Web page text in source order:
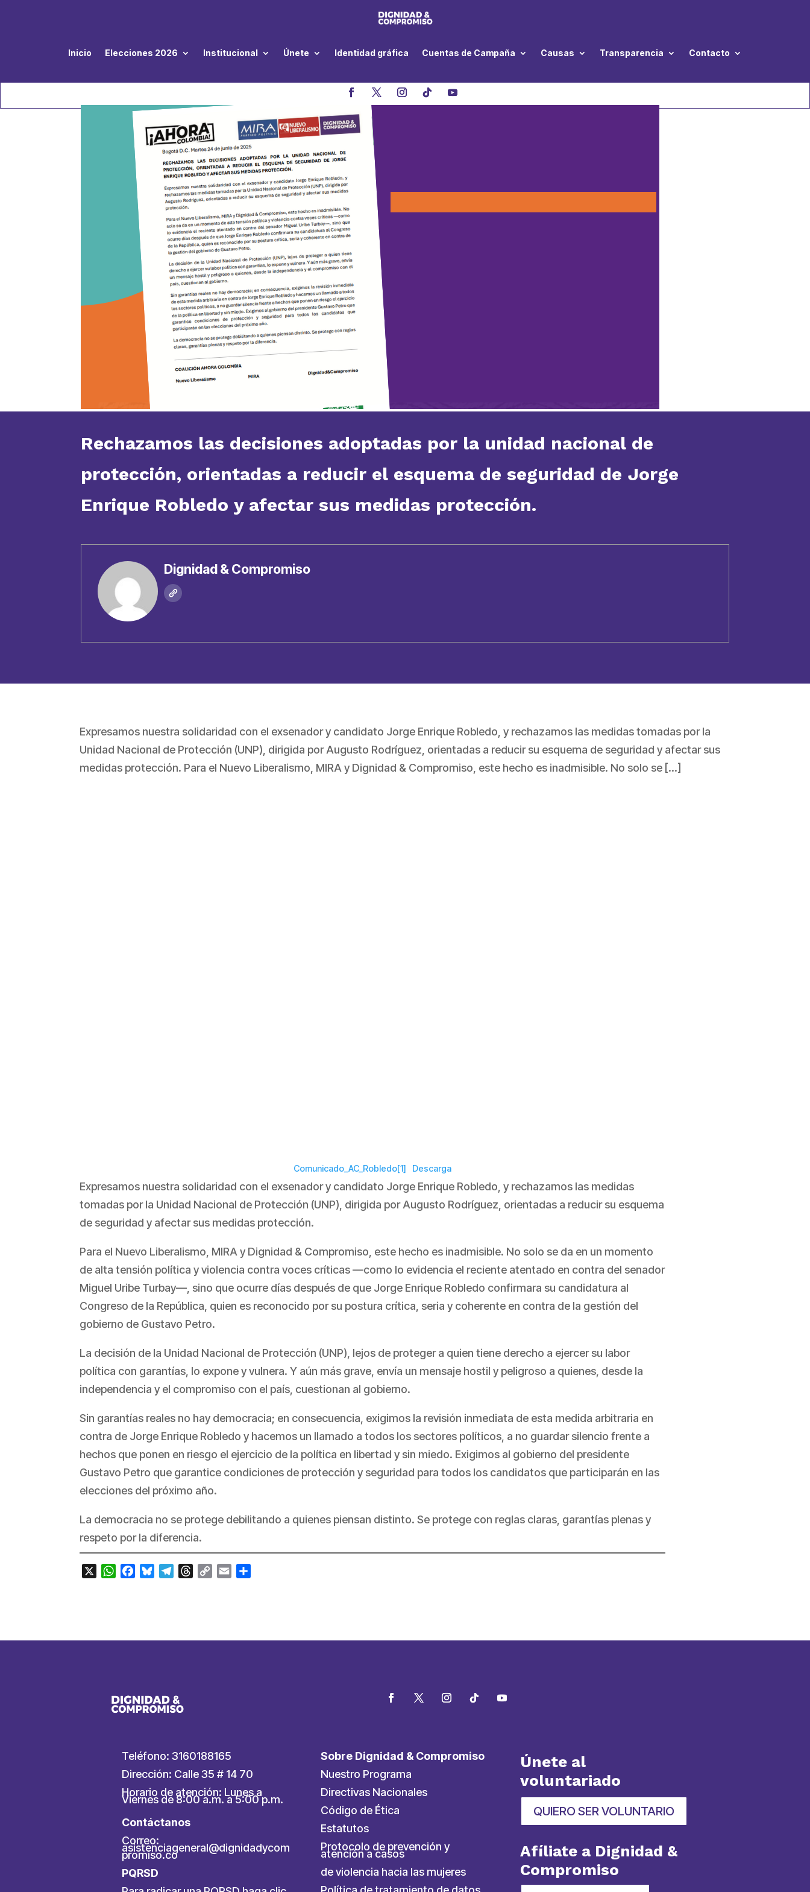
Inicio Elecciones 2026 Institucional Únete Identidad gráfica Cuentas de Campaña Causas Transparencia Contacto
Rechazamos las decisiones adoptadas por la unidad nacional de
protección, orientadas a reducir el esquema de seguridad de Jorge
Enrique Robledo y afectar sus medidas protección.
Dignidad & Compromiso
Expresamos nuestra solidaridad con el exsenador y candidato Jorge Enrique Robledo, y rechazamos las medidas tomadas por la
Unidad Nacional de Protección (UNP), dirigida por Augusto Rodríguez, orientadas a reducir su esquema de seguridad y afectar sus
medidas protección. Para el Nuevo Liberalismo, MIRA y Dignidad & Compromiso, este hecho es inadmisible. No solo se […]
Comunicado_AC_Robledo[1] Descarga
Expresamos nuestra solidaridad con el exsenador y candidato Jorge Enrique Robledo, y rechazamos las medidas
tomadas por la Unidad Nacional de Protección (UNP), dirigida por Augusto Rodríguez, orientadas a reducir su esquema
de seguridad y afectar sus medidas protección.
Para el Nuevo Liberalismo, MIRA y Dignidad & Compromiso, este hecho es inadmisible. No solo se da en un momento
de alta tensión política y violencia contra voces críticas —como lo evidencia el reciente atentado en contra del senador
Miguel Uribe Turbay—, sino que ocurre días después de que Jorge Enrique Robledo confirmara su candidatura al
Congreso de la República, quien es reconocido por su postura crítica, seria y coherente en contra de la gestión del
gobierno de Gustavo Petro.
La decisión de la Unidad Nacional de Protección (UNP), lejos de proteger a quien tiene derecho a ejercer su labor
política con garantías, lo expone y vulnera. Y aún más grave, envía un mensaje hostil y peligroso a quienes, desde la
independencia y el compromiso con el país, cuestionan al gobierno.
Sin garantías reales no hay democracia; en consecuencia, exigimos la revisión inmediata de esta medida arbitraria en
contra de Jorge Enrique Robledo y hacemos un llamado a todos los sectores políticos, a no guardar silencio frente a
hechos que ponen en riesgo el ejercicio de la política en libertad y sin miedo. Exigimos al gobierno del presidente
Gustavo Petro que garantice condiciones de protección y seguridad para todos los candidatos que participarán en las
elecciones del próximo año.
La democracia no se protege debilitando a quienes piensan distinto. Se protege con reglas claras, garantías plenas y
respeto por la diferencia.
WhatsApp
FacebookBlueskyTelegramThreads
Copy Email
Teléfono: 3160188165
Dirección: Calle 35 # 14 70
Horario de atención: Lunes a
Viernes de 8:00 a.m. a 5:00 p.m.
Contáctanos
Correo:
asistenciageneral@dignidadycom
promiso.co
PQRSD
Sobre Dignidad & Compromiso
Nuestro Programa
Directivas Nacionales
Código de Ética
Estatutos
Protocolo de prevención y
atención a casos
de violencia hacia las mujeres
Únete al
voluntariado
QUIERO SER VOLUNTARIO
Afíliate a Dignidad &
Compromiso